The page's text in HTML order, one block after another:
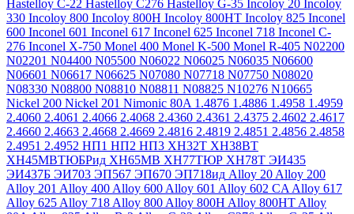
Hastelloy C-22 Hastelloy C276 Hastelloy G-35 Incoloy 20 Incoloy
330 Incoloy 800 Incoloy 800H Incoloy 800HT Incoloy 825 Inconel
600 Inconel 601 Inconel 617 Inconel 625 Inconel 718 Inconel C-
276 Inconel X-750 Monel 400 Monel K-500 Monel R-405 N02200
N02201 N04400 N05500 N06022 N06025 N06035 N06600
N06601 N06617 N06625 N07080 N07718 N07750 N08020
N08330 N08800 N08810 N08811 N08825 N10276 N10665
Nickel 200 Nickel 201 Nimonic 80A 1.4876 1.4886 1.4958 1.4959
2.4060 2.4061 2.4066 2.4068 2.4360 2.4361 2.4375 2.4602 2.4617
2.4660 2.4663 2.4668 2.4669 2.4816 2.4819 2.4851 2.4856 2.4858
2.4951 2.4952 НП1 НП2 НП3 ХН32Т ХН38ВТ
ХН45МВТЮБРид ХН65МВ ХН77ТЮР ХН78Т ЭИ435
ЭИ437Б ЭИ703 ЭП567 ЭП670 ЭП718ид Alloy 20 Alloy 200
Alloy 201 Alloy 400 Alloy 600 Alloy 601 Alloy 602 CA Alloy 617
Alloy 625 Alloy 718 Alloy 800 Alloy 800H Alloy 800HT Alloy